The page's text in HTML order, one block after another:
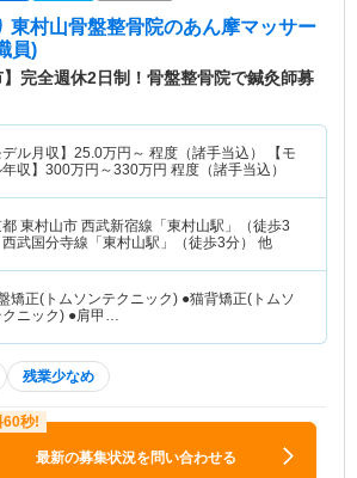
東村山骨盤整骨院のあん摩マッサー
員)
】完全週休2日制！骨盤整骨院で鍼灸師募
デル月収】 25.0万円～ 程度（諸手当込） 【モ
収】 300万円～330万円 程度（諸手当込）
東村山市 西武新宿線「東村山駅」（徒歩3
武国分寺線「東村山駅」（徒歩3分） 他
正(トムソンテクニック) ●猫背矯正(トムソ
ンテクニック) ●肩甲…
残業少なめ
最新の募集状況を問い合わせる